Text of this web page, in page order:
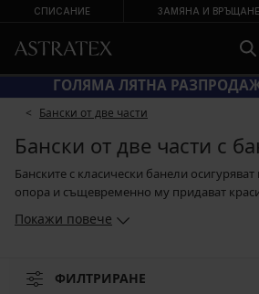
СПИСАНИЕ ЗАМЯНА И ВРЪЩАНЕ
КОД SUN20 = ЕКСТРА −20 % НА
Бански от две части
Бански от две части с
Банските с класически банели
опора и същевременно му придават
стегнати гърди. Банелите перфектно
цели бански в асортимента ни под горния слой материя имат
Покажи повече
ФИЛТРИРАНЕ